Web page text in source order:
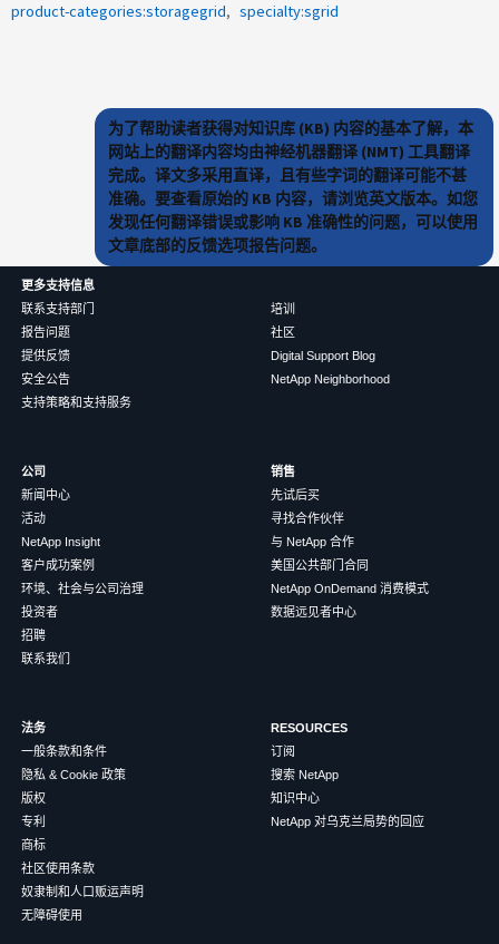
product-categories:storagegrid
specialty:sgrid
为了帮助读者获得对知识库 (KB) 内容的基本了解，本
网站上的翻译内容均由神经机器翻译 (NMT) 工具翻译
完成。译文多采用直译，且有些字词的翻译可能不甚
准确。要查看原始的 KB 内容，请浏览英文版本。如您
发现任何翻译错误或影响 KB 准确性的问题，可以使用
文章底部的反馈选项报告问题。
更多支持信息
联系支持部门
报告问题
提供反馈
安全公告
支持策略和支持服务
培训
社区
Digital Support Blog
NetApp Neighborhood
公司
新闻中心
活动
NetApp Insight
客户成功案例
环境、社会与公司治理
投资者
招聘
联系我们
销售
先试后买
寻找合作伙伴
与 NetApp 合作
美国公共部门合同
NetApp OnDemand 消费模式
数据远见者中心
法务
一般条款和条件
隐私 & Cookie 政策
版权
专利
商标
社区使用条款
奴隶制和人口贩运声明
无障碍使用
RESOURCES
订阅
搜索 NetApp
知识中心
NetApp 对乌克兰局势的回应